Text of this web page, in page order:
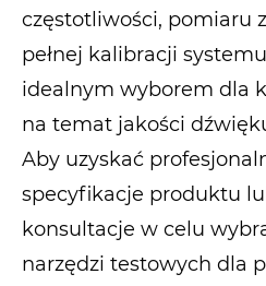
częstotliwości, pomiaru
pełnej kalibracji
idealnym wyborem dla
na temat jakości
Aby uzyskać
specyfikacje produktu
konsultacje w celu
narzędzi testowych dla